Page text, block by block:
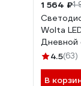
1 564 ₽1
Wolta
Дневной
Лм4.5(63)
В